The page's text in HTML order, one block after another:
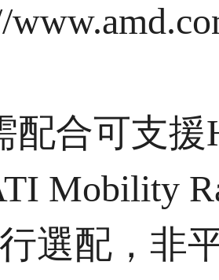
配合可支
Mobility
選配，非